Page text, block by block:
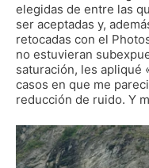
elegidas de entre las
ser aceptadas y,
retocadas con el
no estuvieran
saturación, les apliqué
casos en que me
reducción de ruido. Y